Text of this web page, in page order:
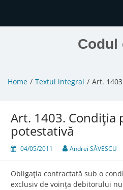
Codul
Home Textul integral Art.
Art. 1403. Condiţia
potestativă
04/05/2011 Andrei SĂVESCU
Obligaţia contractată sub o
exclusiv de voinţa debitorului